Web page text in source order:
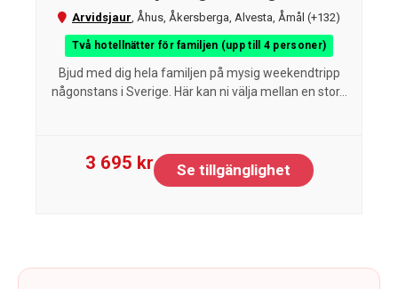
Arvidsjaur, Åhus, Åkersberga, Alvesta, Åmål (+132)
Två hotellnätter för familjen (upp till 4 personer)
Bjud med dig hela familjen på mysig weekendtripp
någonstans i Sverige. Här kan ni välja mellan en stor...
3 695 kr Se tillgänglighet